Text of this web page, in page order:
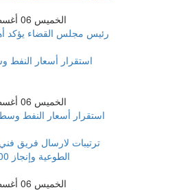
الخميس 06 أغسطس 2026 12:28 صباحاً
رئيس مجلس القضاء يؤكد
الخميس 06 أغسطس 2026 12:42 صباحاً
استقرار أسعار النفط
الخميس 06 أغسطس 2026 12:59 صباحاً